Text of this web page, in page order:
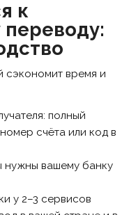
к
сэкономит время и
полный
счёта или код в
нужны вашему банку
у 2–3 сервисов